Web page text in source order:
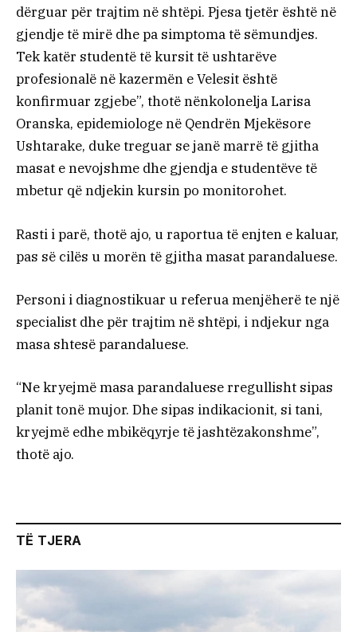
dërguar për trajtim në shtëpi. Pjesa tjetër është në
gjendje të mirë dhe pa simptoma të sëmundjes.
Tek katër studentë të kursit të ushtarëve
profesionalë në kazermën e Velesit është
konfirmuar zgjebe”, thotë nënkolonelja Larisa
Oranska, epidemiologe në Qendrën Mjekësore
Ushtarake, duke treguar se janë marrë të gjitha
masat e nevojshme dhe gjendja e studentëve të
mbetur që ndjekin kursin po monitorohet.
Rasti i parë, thotë ajo, u raportua të enjten e kaluar,
pas së cilës u morën të gjitha masat parandaluese.
Personi i diagnostikuar u referua menjëherë te një
specialist dhe për trajtim në shtëpi, i ndjekur nga
masa shtesë parandaluese.
“Ne kryejmë masa parandaluese rregullisht sipas
planit tonë mujor. Dhe sipas indikacionit, si tani,
kryejmë edhe mbikëqyrje të jashtëzakonshme”,
thotë ajo.
TË TJERA